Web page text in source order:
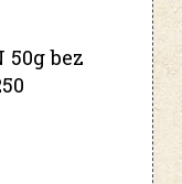
50g bez